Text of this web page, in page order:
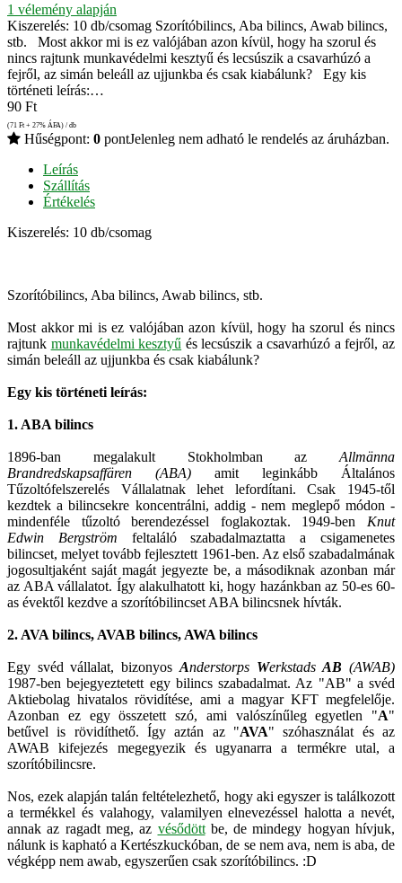
1 vélemény alapján
Kiszerelés: 10 db/csomag Szorítóbilincs, Aba bilincs, Awab bilincs,
stb. Most akkor mi is ez valójában azon kívül, hogy ha szorul és
nincs rajtunk munkavédelmi kesztyű és lecsúszik a csavarhúzó a
fejről, az simán beleáll az ujjunkba és csak kiabálunk? Egy kis
történeti leírás:…
90 Ft
(71 Ft + 27% ÁFA) / db
Hűségpont: 0 pontJelenleg nem adható le rendelés az áruházban.
Leírás
Szállítás
Értékelés
Kiszerelés: 10 db/csomag
Szorítóbilincs, Aba bilincs, Awab bilincs, stb.
Most akkor mi is ez valójában azon kívül, hogy ha szorul és nincs
rajtunk munkavédelmi kesztyű és lecsúszik a csavarhúzó a fejről, az
simán beleáll az ujjunkba és csak kiabálunk?
Egy kis történeti leírás:
1. ABA bilincs
1896-ban megalakult Stokholmban az Allmänna
Brandredskapsaffären (ABA) amit leginkább Általános
Tűzoltófelszerelés Vállalatnak lehet lefordítani. Csak 1945-től
kezdtek a bilincsekre koncentrálni, addig - nem meglepő módon -
mindenféle tűzoltó berendezéssel foglakoztak. 1949-ben Knut
Edwin Bergström feltaláló szabadalmaztatta a csigamenetes
bilincset, melyet tovább fejlesztett 1961-ben. Az első szabadalmának
jogosultjaként saját magát jegyezte be, a másodiknak azonban már
az ABA vállalatot. Így alakulhatott ki, hogy hazánkban az 50-es 60-
as évektől kezdve a szorítóbilincset ABA bilincsnek hívták.
2. AVA bilincs, AVAB bilincs, AWA bilincs
Egy svéd vállalat, bizonyos Anderstorps WerkstadsAB (AWAB)
1987-ben bejegyeztetett egy bilincs szabadalmat. Az "AB" a svéd
Aktiebolag hivatalos rövidítése, ami a magyar KFT megfelelője.
Azonban ez egy összetett szó, ami valószínűleg egyetlen "A"
betűvel is rövidíthető. Így aztán az "AVA" szóhasználat és az
AWAB kifejezés megegyezik és ugyanarra a termékre utal, a
szorítóbilincsre.
Nos, ezek alapján talán feltételezhető, hogy aki egyszer is találkozott
a termékkel és valahogy, valamilyen elnevezéssel halotta a nevét,
annak az ragadt meg, az vésődöttbe, de mindegy hogyan hívjuk,
nálunk is kapható a Kertészkuckóban, de se nem ava, nem is aba, de
végképp nem awab, egyszerűen csak szorítóbilincs. :D